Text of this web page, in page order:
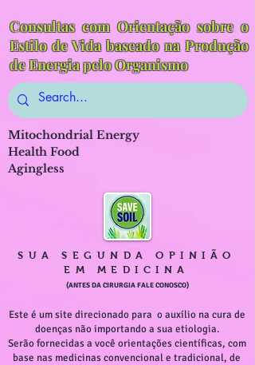
Consultas com Orientação sobre o
Estilo de Vida baseado na Produção
de Energia pelo Organismo
SUA SEGUNDA OPINIÃO
EM MEDICINA
(ANTES DA CIRURGIA FALE CONOSCO)
Este é um site direcionado para o auxílio na cura de
doenças não importando a sua etiologia.
Serão fornecidas a você orientações científicas, com
base nas medicinas convencional e tradicional, de
Mitochondrial Energy
Health Food
Agingless